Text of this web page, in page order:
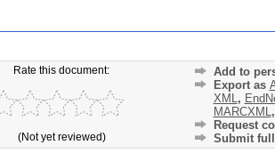
Rate this document:
(Not yet reviewed)
Add to
Export as
XML ,
MARCXML ,
Request
Submit